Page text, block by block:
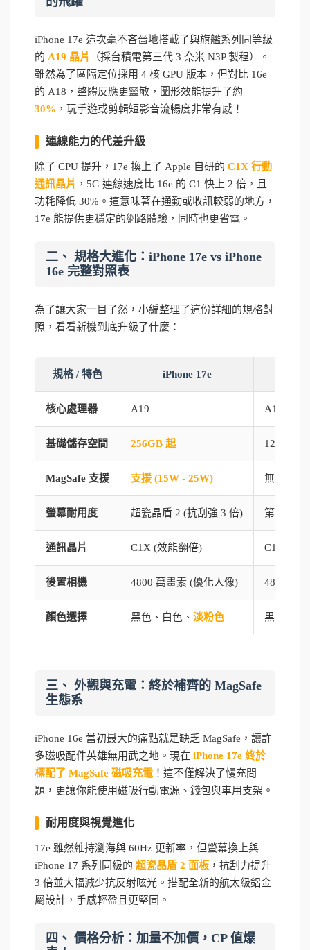
iPhone 17e 這次毫不吝嗇地搭載了與旗艦系列同等級
的 A19 晶片
（採台積電第三代 3 奈米 N3P 製程）。
雖然為了區隔定位採用 4 核 GPU 版本，但對比 16e
的 A18，整體反應更靈敏，圖形效能提升了約
30% ，玩手遊或剪輯短影音流暢度非常有感！
連線能力的代差升級
除了 CPU 提升，17e 換上了 Apple 自研的 C1X 行動
通訊晶片 ，5G 連線速度比 16e 的 C1 快上 2 倍，且
功耗降低 30%。這意味著在通勤或收訊較弱的地方，
17e 能提供更穩定的網路體驗，同時也更省電。
二、 規格大進化：iPhone 17e vs iPhone
16e 完整對照表
為了讓大家一目了然，小編整理了這份詳細的規格對
照，看看新機到底升級了什麼：
規格 / 特色 iPhone 17e
核心處理器 A19 A18
基礎儲存空間 256GB 起 128GB 起
MagSafe 支援 支援 (15W - 25W) 無 (僅支
螢幕耐用度 超瓷晶盾 2 (抗刮強 3 倍) 第一代超
通訊晶片 C1X (效能翻倍) C1
後置相機 4800 萬畫素 (優化人像) 4800 萬
顏色選擇 黑色、白色、 淡粉色 黑色、白
三、 外觀與充電：終於補齊的 MagSafe
生態系
iPhone 16e 當初最大的痛點就是缺乏 MagSafe，讓許
多磁吸配件英雄無用武之地。現在 iPhone 17e 終於
標配了 MagSafe 磁吸充電 ！這不僅解決了慢充問
題，更讓你能使用磁吸行動電源、錢包與車用支架。
耐用度與視覺進化
17e 雖然維持瀏海與 60Hz 更新率，但螢幕換上與
iPhone 17 系列同級的 超瓷晶盾 2 面板 ，抗刮力提升
3 倍並大幅減少抗反射眩光。搭配全新的航太級鋁金
屬設計，手感輕盈且更堅固。
四、 價格分析：加量不加價，CP 值爆